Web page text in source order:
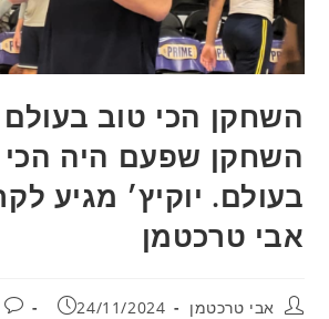
השחקן הכי טוב
השחקן שפעם היה הכי
בעולם. יוקיץ׳ מגיע
אבי טרכטמן
מחבר:אבי טרכטמן פורסם:
24/11/2024